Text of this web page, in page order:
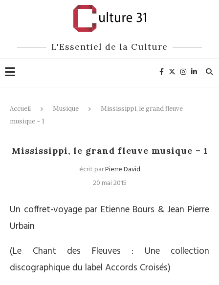
L'Essentiel de la Culture
Accueil Musique
Mississippi, le grand fleuve
musique – 1
Mississippi, le grand fleuve musique – 1
écrit parPierre David
20 mai 2015
Un coffret-voyage par Etienne Bours & Jean Pierre
Urbain
(Le Chant des Fleuves : Une collection
discographique du label Accords Croisés)